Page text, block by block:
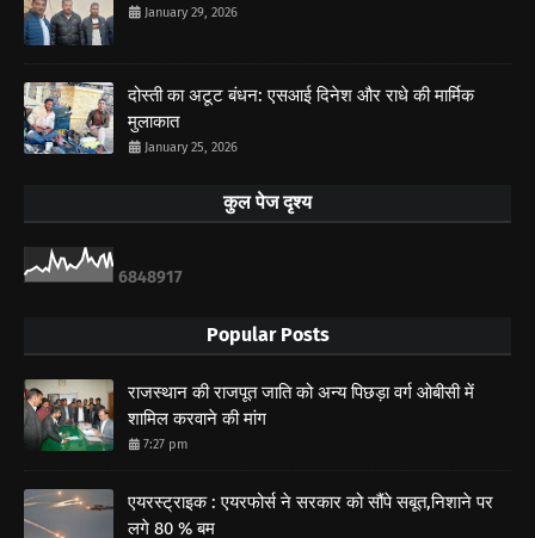
January 29, 2026
दोस्ती का अटूट बंधन: एसआई दिनेश और राधे की मार्मिक
मुलाकात
January 25, 2026
कुल पेज दृश्य
6848917
Popular Posts
राजस्थान की राजपूत जाति को अन्य पिछड़ा वर्ग ओबीसी में
शामिल करवाने की मांग
7:27 pm
एयरस्ट्राइक : एयरफोर्स ने सरकार को सौंपे सबूत,निशाने पर
लगे 80 % बम